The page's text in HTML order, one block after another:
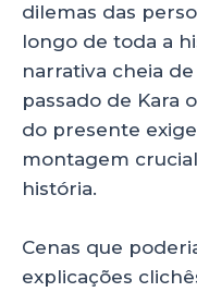
dilemas das
longo de toda a
narrativa cheia
passado de Kara
do presente
montagem
história.
Cenas que
explicações